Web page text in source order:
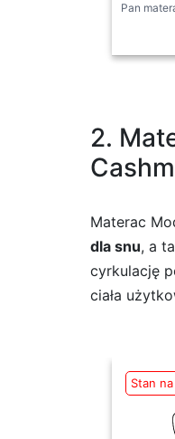
Pan
2.
Materac
dla snu, a
cyrkulację
ciała
Stan